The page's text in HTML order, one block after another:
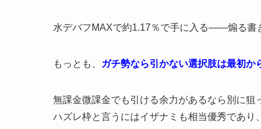
水デバフMAXで約1.17％で手に入る――煽る書
もっとも、 ガチ勢なら引かない選択肢は最初か
無課金微課金でも引ける余力があるなら別に狙
ハズレ枠と言うにはイザナミも相当優秀であ